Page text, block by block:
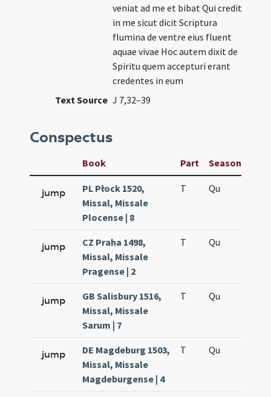
veniat ad me et bibat Qui credit
in me sicut dicit Scriptura
flumina de ventre eius fluent
aquae vivae Hoc autem dixit de
Spiritu quem accepturi erant
credentes in eum
Text Source J 7,32–39
Conspectus
Book Part Season
jump
PL Płock 1520,
Missal, Missale
Plocense | 8
T Qu
jump
CZ Praha 1498,
Missal, Missale
Pragense | 2
T Qu
jump
GB Salisbury 1516,
Missal, Missale
Sarum | 7
T Qu
jump
DE Magdeburg 1503,
Missal, Missale
Magdeburgense | 4
T Qu